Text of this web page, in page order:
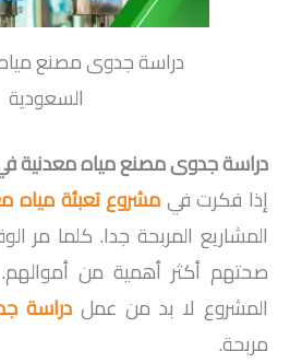
دراسة جدوى مصنع
السعودية
دراسة جدوى مصنع مياه معدنية
إذا فكرت فيمشروع تعبئة مياه
المشاريع المربحة جدا. كلما مر
صحتهم أكثر أهمية من
المشروع لا بد من عمل دراسة
مربحة.